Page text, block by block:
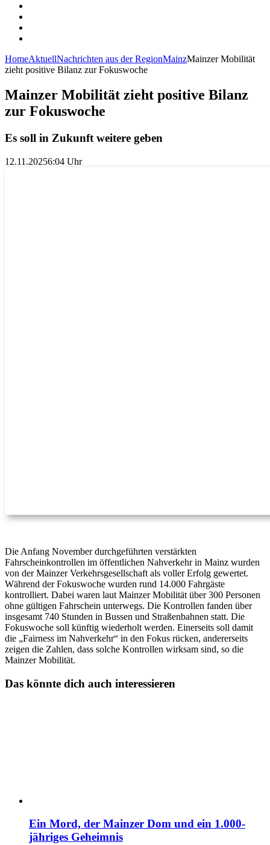
HomeAktuellNachrichten aus der RegionMainzMainzer Mobilität
zieht positive Bilanz zur Fokuswoche
Mainzer Mobilität zieht positive Bilanz
zur Fokuswoche
Es soll in Zukunft weitere geben
12.11.20256:04 Uhr
Die Anfang November durchgeführten verstärkten
Fahrscheinkontrollen im öffentlichen Nahverkehr in Mainz wurden
von der Mainzer Verkehrsgesellschaft als voller Erfolg gewertet.
Während der Fokuswoche wurden rund 14.000 Fahrgäste
kontrolliert. Dabei waren laut Mainzer Mobilität über 300 Personen
ohne gültigen Fahrschein unterwegs. Die Kontrollen fanden über
insgesamt 740 Stunden in Bussen und Straßenbahnen statt. Die
Fokuswoche soll künftig wiederholt werden. Einerseits soll damit
die „Fairness im Nahverkehr“ in den Fokus rücken, andererseits
zeigen die Zahlen, dass solche Kontrollen wirksam sind, so die
Mainzer Mobilität.
Das könnte dich auch interessieren
Ein Mord, der Mainzer Dom und ein 1.000-
jähriges Geheimnis